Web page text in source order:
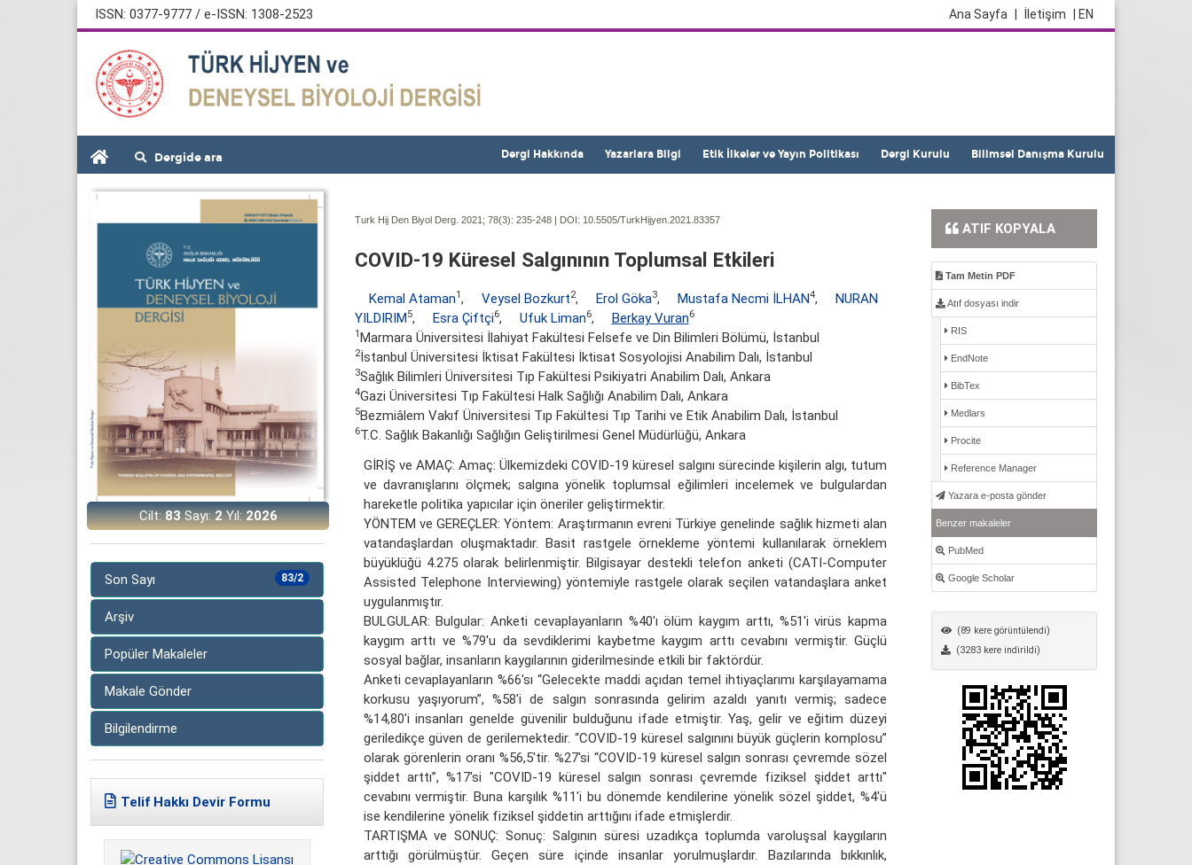
ISSN: 0377-9777 / e-ISSN: 1308-2523 | EN
İletişim
Ana Sayfa
Dergide ara Dergi Hakkında Yazarlara Bilgi Etik İlkeler ve Yayın Politikası Dergi Kurulu Bilimsel Danışma Kurulu
Cilt:83Sayı:2Yıl:2026
83/2
Son Sayı
Arşiv
Popüler Makaleler
Makale Gönder
Bilgilendirme
Telif Hakkı Devir Formu
Turk Hij Den Biyol Derg. 2021; 78(3): 235-248 | DOI: 10.5505/TurkHijyen.2021.83357
COVID-19 Küresel Salgınının Toplumsal Etkileri
Kemal Ataman1 , Veysel Bozkurt2, Erol Göka3, Mustafa Necmi İLHAN4,
NURAN
YILDIRIM5, Esra Çiftçi6, Ufuk Liman6, Berkay Vuran6
1 Marmara Üniversitesi İlahiyat Fakültesi Felsefe ve Din Bilimleri Bölümü, İstanbul
2İstanbul Üniversitesi İktisat Fakültesi İktisat Sosyolojisi Anabilim Dalı, İstanbul
3Sağlık Bilimleri Üniversitesi Tıp Fakültesi Psikiyatri Anabilim Dalı, Ankara
4Gazi Üniversitesi Tıp Fakültesi Halk Sağlığı Anabilim Dalı, Ankara
5Bezmiâlem Vakıf Üniversitesi Tıp Fakültesi Tıp Tarihi ve Etik Anabilim Dalı, İstanbul
6T.C. Sağlık Bakanlığı Sağlığın Geliştirilmesi Genel Müdürlüğü, Ankara
GİRİŞ ve AMAÇ: Amaç: Ülkemizdeki COVID-19 küresel salgını sürecinde kişilerin algı, tutum
ve davranışlarını ölçmek; salgına yönelik toplumsal eğilimleri incelemek ve bulgulardan
hareketle politika yapıcılar için öneriler geliştirmektir.
YÖNTEM ve GEREÇLER: Yöntem: Araştırmanın evreni Türkiye genelinde sağlık hizmeti alan
vatandaşlardan oluşmaktadır. Basit rastgele örnekleme yöntemi kullanılarak örneklem
büyüklüğü 4.275 olarak belirlenmiştir. Bilgisayar destekli telefon anketi (CATI-Computer
Assisted Telephone Interviewing) yöntemiyle rastgele olarak seçilen vatandaşlara anket
uygulanmıştır.
BULGULAR: Bulgular: Anketi cevaplayanların %40'ı ölüm kaygım arttı, %51'i virüs kapma
kaygım arttı ve %79'u da sevdiklerimi kaybetme kaygım arttı cevabını vermiştir. Güçlü
sosyal bağlar, insanların kaygılarının giderilmesinde etkili bir faktördür.
Anketi cevaplayanların %66'sı “Gelecekte maddi açıdan temel ihtiyaçlarımı karşılayamama
korkusu yaşıyorum”, %58'i de salgın sonrasında gelirim azaldı yanıtı vermiş; sadece
%14,80'i insanları genelde güvenilir bulduğunu ifade etmiştir. Yaş, gelir ve eğitim düzeyi
geriledikçe güven de gerilemektedir. “COVID-19 küresel salgınını büyük güçlerin komplosu”
olarak görenlerin oranı %56,5'tir. %27'si “COVID-19 küresel salgın sonrası çevremde sözel
şiddet arttı”, %17'si "COVID-19 küresel salgın sonrası çevremde fiziksel şiddet arttı"
cevabını vermiştir. Buna karşılık %11'i bu dönemde kendilerine yönelik sözel şiddet, %4'ü
ise kendilerine yönelik fiziksel şiddetin arttığını ifade etmişlerdir.
TARTIŞMA ve SONUÇ: Sonuç: Salgının süresi uzadıkça toplumda varoluşsal kaygıların
arttığı görülmüştür. Geçen süre içinde insanlar yorulmuşlardır. Bazılarında bıkkınlık,
ATIF KOPYALA
Tam Metin PDF
Atıf dosyası indir
RIS
EndNote
BibTex
Medlars
Procite
Reference Manager
Yazara e-posta gönder
Benzer makaleler
PubMed
Google Scholar
(89 kere görüntülendi)
(3283 kere indirildi)